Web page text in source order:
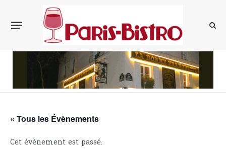
« Tous les Évènements
Cet évènement est passé.